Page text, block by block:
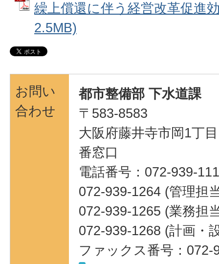
繰上償還に伴う経営改革促進
2.5MB)
お問い
合わせ
都市整備部 下水道課
〒583-8583
大阪府藤井寺市岡1丁
番窓口
電話番号：072-939-
072-939-1264 (管理担
072-939-1265 (業務担
072-939-1268 (計画・
ファックス番号：072-